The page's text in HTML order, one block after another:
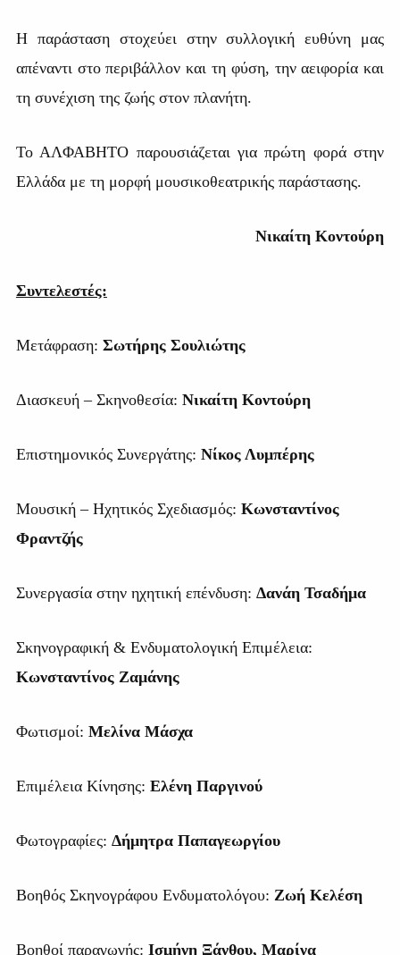
Η παράσταση στοχεύει στην συλλογική ευθύνη μας
απέναντι στο περιβάλλον και τη φύση, την αειφορία και
τη συνέχιση της ζωής στον πλανήτη.
Το ΑΛΦΑΒΗΤΟ παρουσιάζεται για πρώτη φορά στην
Ελλάδα με τη μορφή μουσικοθεατρικής παράστασης.
Νικαίτη Κοντούρη
Συντελεστές:
Μετάφραση: Σωτήρης Σουλιώτης
Διασκευή – Σκηνοθεσία: Νικαίτη Κοντούρη
Επιστημονικός Συνεργάτης: Νίκος Λυμπέρης
Μουσική – Ηχητικός Σχεδιασμός: Κωνσταντίνος
Φραντζής
Συνεργασία στην ηχητική επένδυση: Δανάη Τσαδήμα
Σκηνογραφική & Ενδυματολογική Επιμέλεια:
Κωνσταντίνος Ζαμάνης
Φωτισμοί: Μελίνα Μάσχα
Επιμέλεια Κίνησης: Ελένη Παργινού
Φωτογραφίες: Δήμητρα Παπαγεωργίου
Βοηθός Σκηνογράφου Ενδυματολόγου: Ζωή Κελέση
Βοηθοί παραγωγής: Ισμήνη Ξάνθου, Μαρίνα